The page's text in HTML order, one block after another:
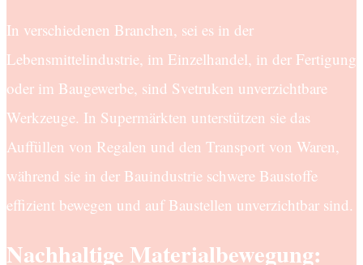
In verschiedenen Branchen, sei es in der
Lebensmittelindustrie, im Einzelhandel, in der Fertigung
oder im Baugewerbe, sind Svetruken unverzichtbare
Werkzeuge. In Supermärkten unterstützen sie das
Auffüllen von Regalen und den Transport von Waren,
während sie in der Bauindustrie schwere Baustoffe
effizient bewegen und auf Baustellen unverzichtbar sind.
Nachhaltige Materialbewegung: